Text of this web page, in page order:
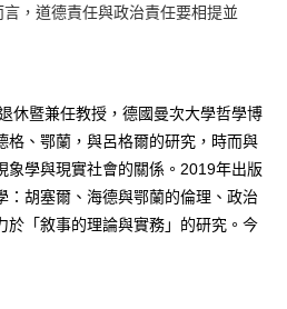
上)免運費
上)免運費
，道德責任與政治責任要相提並
休暨兼任教授，德國曼次大學哲學博
格、鄂蘭，與呂格爾的研究，時而與
象學與現實社會的關係。2019年出版
：胡塞爾、海德與鄂蘭的倫理、政治
於「敘事的理論與實務」的研究。今